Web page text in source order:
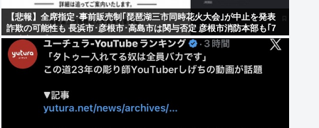
【悲報】全席指定･事前販売制｢琵琶湖三市同時花火大会｣が中止を発表
詐欺の可能性も 長浜市･彦根市･高島市は関与否定 彦根市消防本部も｢7
日時点で受理していない｣